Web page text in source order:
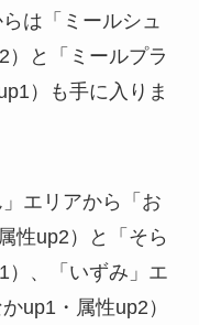
は「ミールシュ
）と「ミールプラ
）も手に入りま
エリアから「お
性up2）と「そら
）、「いずみ」エ
up1・属性up2）